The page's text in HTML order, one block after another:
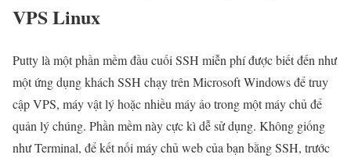
VPS Linux
Putty là một phần mềm đầu cuối SSH miễn phí được biết đến như
một ứng dụng khách SSH chạy trên Microsoft Windows để truy
cập VPS, máy vật lý hoặc nhiều máy ảo trong một máy chủ để
quản lý chúng. Phần mềm này cực kì dễ sử dụng. Không giống
như Terminal, để kết nối máy chủ web của bạn bằng SSH, trước